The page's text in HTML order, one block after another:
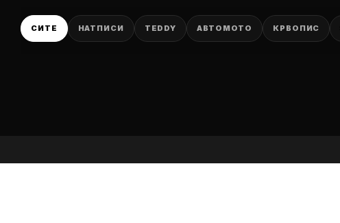
СИТЕ НАТПИСИ TEDDY АВТОМОТО КРВОПИС